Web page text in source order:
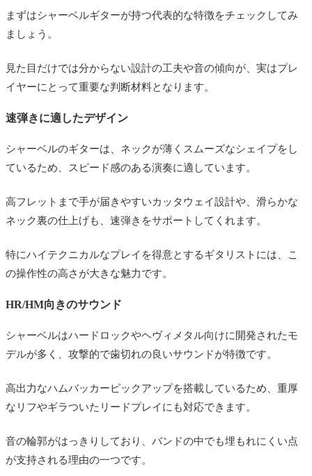
まずはシャーベルギターが持つ代表的な特徴をチェックしてみ
ましょう。
見た目だけでは分からない設計の工夫や音の傾向が、実はプレ
イヤーにとって重要な判断材料となります。
速弾きに適したデザイン
シャーベルのギターは、ネックが薄くスムーズなシェイプをし
ているため、スピード感のある演奏に適しています。
高フレットまで手が届きやすいカッタウェイ設計や、滑らかな
ネック裏の仕上げも、速弾きをサポートしてくれます。
特にハイテクニカルなプレイを得意とするギタリストには、こ
の操作性の高さが大きな魅力です。
HR/HM向きのサウンド
シャーベルはハードロックやヘヴィメタル向けに開発されたモ
デルが多く、攻撃的で歯切れの良いサウンドが特徴です。
高出力なハムバッカーピックアップを搭載しているため、重厚
なリフやギラついたリードプレイにも対応できます。
音の輪郭がはっきりしており、バンドの中でも埋もれにくい点
が支持される理由の一つです。